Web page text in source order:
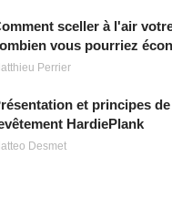
sceller à l'air
vous pourriez
Perrier
et principes
HardiePlank
Desmet